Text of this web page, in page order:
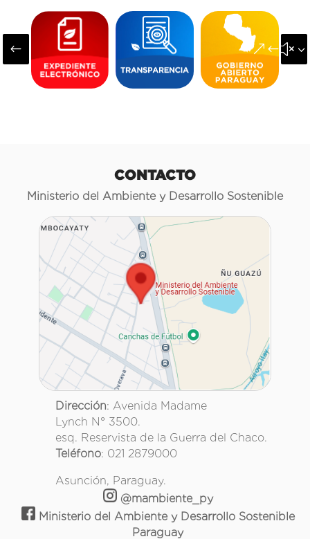
#
CONTACTO
Ministerio del Ambiente y Desarrollo Sostenible
Dirección: Avenida Madame
Lynch N° 3500.
esq. Reservista de la Guerra del Chaco.
Teléfono: 021 2879000
Asunción, Paraguay.
@mambiente_py
Ministerio del Ambiente y Desarrollo Sostenible
Paraguay